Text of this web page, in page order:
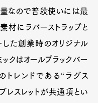
量なので普段使いには最
材にラバーストラップと
た創業時のオリジナル
クはオールブラックバー
レンドである“ラグス
レスレットが共通項とい